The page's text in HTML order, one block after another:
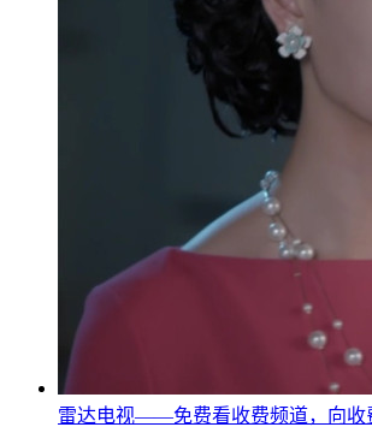
雷达电视——免费看收费频道，向收